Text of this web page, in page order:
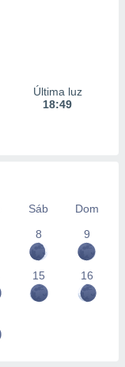
Última luz
18:49
Sáb
Dom
8
9
15 16